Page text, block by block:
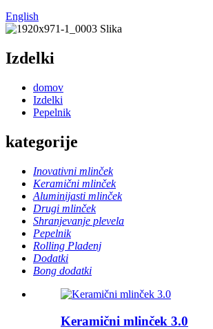
English
Izdelki
domov
Izdelki
Pepelnik
kategorije
Inovativni mlinček
Keramični mlinček
Aluminijasti mlinček
Drugi mlinček
Shranjevanje plevela
Pepelnik
Rolling Pladenj
Dodatki
Bong dodatki
Keramični mlinček 3.0